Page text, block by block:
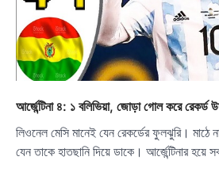
আর্জেন্টিনা ৪: ১ বলিভিয়া, জোড়া গোল করে রেকর্ড
লিওনেল মেসি মানেই যেন রেকর্ডের ফুলঝুরি।
যেন তাকে হাতছানি দিয়ে ডাকে। আর্জেন্টিনার হয়ে